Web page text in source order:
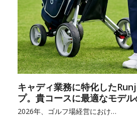
キャディ業務に特化した
プ。貴コースに最適なモデ
2026年、ゴルフ場経営におけ…